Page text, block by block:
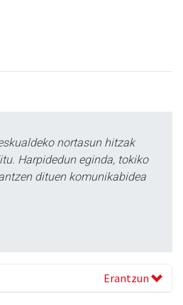
nortasun hitzak
Harpidedun eginda, tokiko
dituen komunikabidea
Erantzun